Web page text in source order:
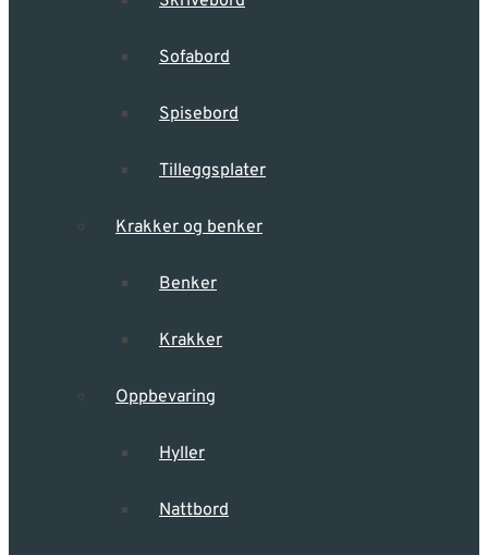
Sofabord
Spisebord
Tilleggsplater
Krakker og benker
Benker
Krakker
Oppbevaring
Hyller
Nattbord